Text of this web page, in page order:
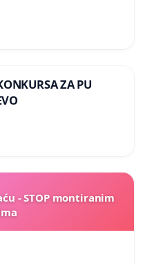
ZA PU
- STOP montiranim